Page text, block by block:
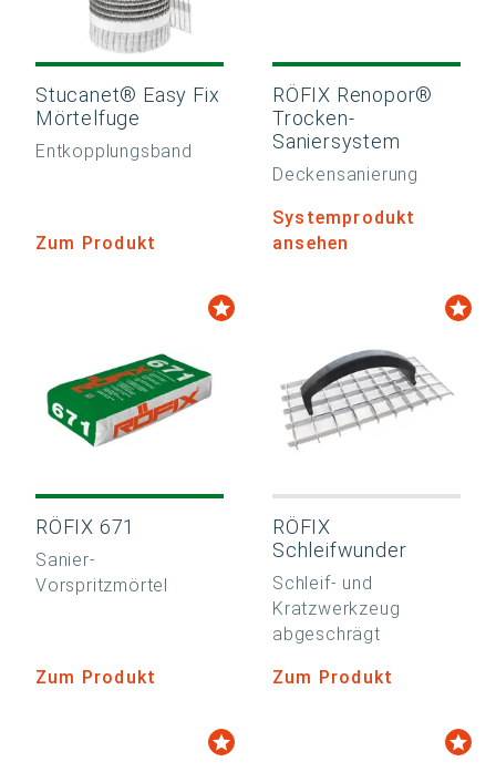
Stucanet® Easy Fix
Mörtelfuge
Entkopplungsband
Zum Produkt
RÖFIX Renopor®
Trocken-
Saniersystem
Deckensanierung
Systemprodukt
ansehen
RÖFIX 671
Sanier-
Vorspritzmörtel
Zum Produkt
RÖFIX
Schleifwunder
Schleif- und
Kratzwerkzeug
abgeschrägt
Zum Produkt